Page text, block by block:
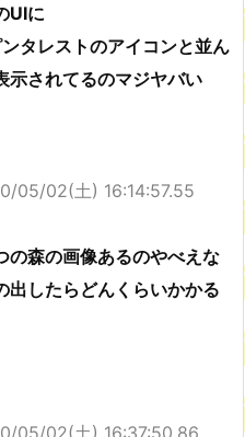
UIに
タレストのアイコンと並ん
示されてるのマジヤバい
05/02(土) 16:14:57.55
の森の画像あるのやべえな
出したらどんくらいかかる